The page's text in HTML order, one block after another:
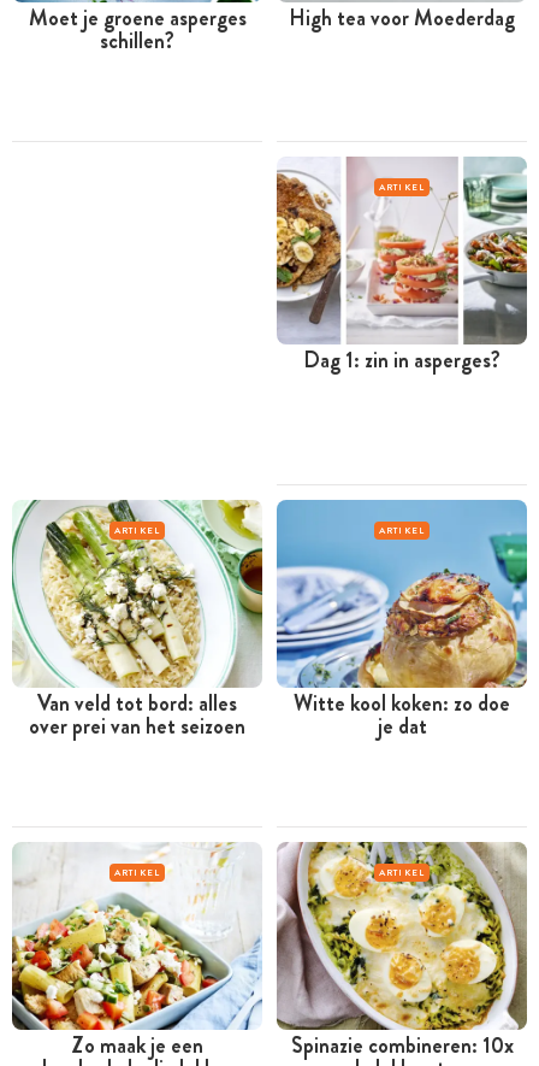
Moet je groene asperges
schillen?
High tea voor Moederdag
ARTIKEL
Dag 1: zin in asperges?
ARTIKEL
Van veld tot bord: alles
over prei van het seizoen
ARTIKEL
Witte kool koken: zo doe
je dat
ARTIKEL
Zo maak je een
ARTIKEL
Spinazie combineren: 10x